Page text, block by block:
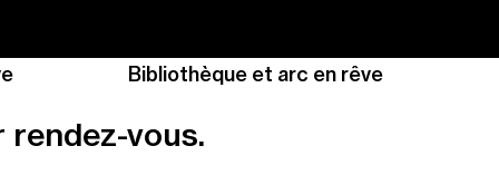
Bibliothèque et arc en rêve
vous.